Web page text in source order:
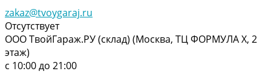
zakaz@tvoygaraj.ru
Отсутствует
ООО ТвойГараж.РУ (склад) (Москва, ТЦ ФОРМУЛА Х, 2
этаж)
с 10:00 до 21:00